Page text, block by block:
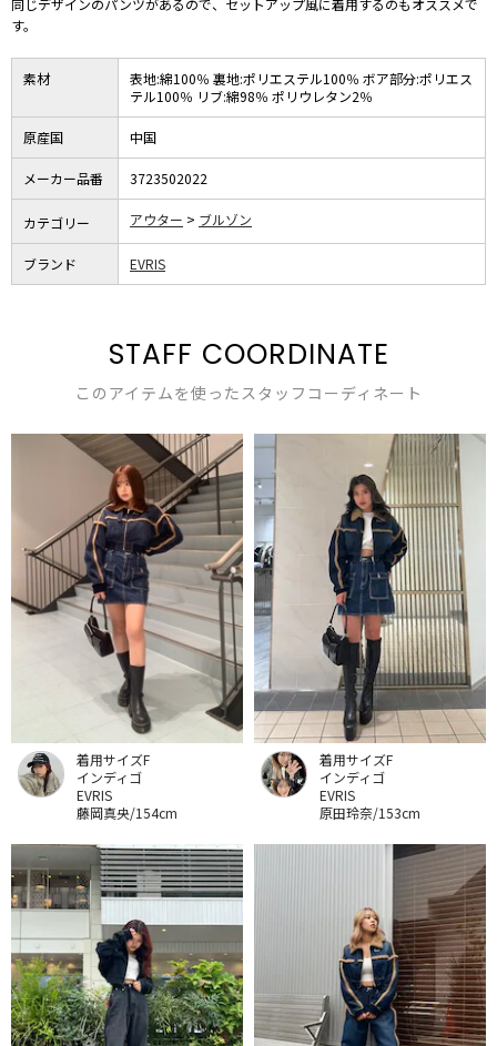
す。
素材
表地:綿100％ 裏地:ポリエステル100％ ボア部分:ポリエス
テル100％ リブ:綿98％ ポリウレタン2％
原産国 中国
メーカー品番 3723502022
カテゴリー アウター ブルゾン
ブランド EVRIS
STAFF COORDINATE
このアイテムを使ったスタッフコーディネート
着用サイズF
インディゴ
EVRIS
藤岡真央/154cm
着用サイズF
インディゴ
EVRIS
原田玲奈/153cm